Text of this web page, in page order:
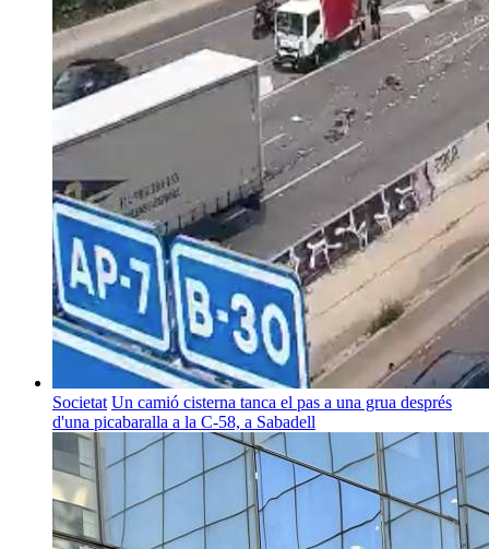
Societat Un camió cisterna tanca el pas a una grua després
d'una picabaralla a la C-58, a Sabadell